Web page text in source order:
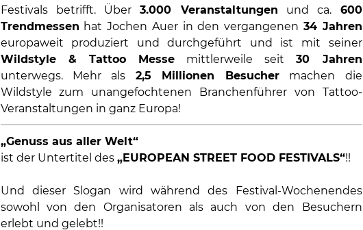
Festivals betrifft. Über3.000 Veranstaltungen und ca. 600
Trendmessen hat Jochen Auer in den vergangenen 34 Jahren
europaweit produziert und durchgeführt und ist mit seiner
Wildstyle & Tattoo Messemittlerweile seit30 Jahren
unterwegs. Mehr als 2,5 Millionen Besuchermachen die
Wildstyle zum unangefochtenen Branchenführer von Tattoo-
Veranstaltungen in ganz Europa!
„Genuss aus aller Welt“
ist der Untertitel des „EUROPEAN STREET FOOD FESTIVALS“!!
Und dieser Slogan wird während des Festival-Wochenendes
sowohl von den Organisatoren als auch von den Besuchern
erlebt und gelebt!!